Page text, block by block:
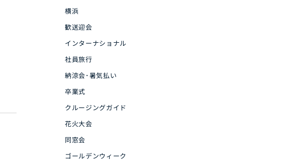
横浜
歓送迎会
インターナショナル
社員旅行
納涼会･暑気払い
卒業式
クルージングガイド
花火大会
同窓会
ゴールデンウィーク